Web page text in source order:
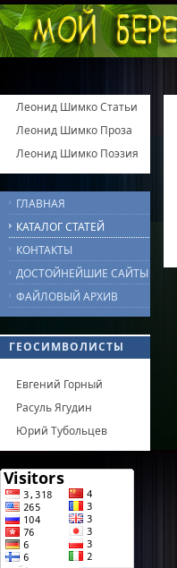
Леонид Шимко Статьи
Леонид Шимко Проза
Леонид Шимко Поэзия
ГЛАВНАЯ
КАТАЛОГ СТАТЕЙ
КОНТАКТЫ
ДОСТОЙНЕЙШИЕ САЙТЫ
ФАЙЛОВЫЙ АРХИВ
ГЕОСИМВОЛИСТЫ
Евгений Горный
Расуль Ягудин
Юрий Тубольцев